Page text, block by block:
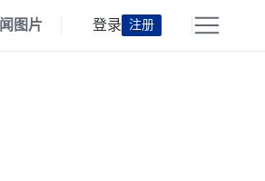
图片 登录 注册